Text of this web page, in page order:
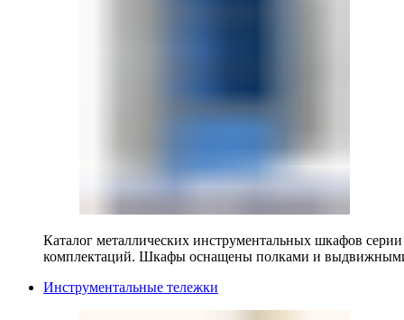
Каталог металлических инструментальных шкафов
комплектаций. Шкафы оснащены полками и
Инструментальные тележки